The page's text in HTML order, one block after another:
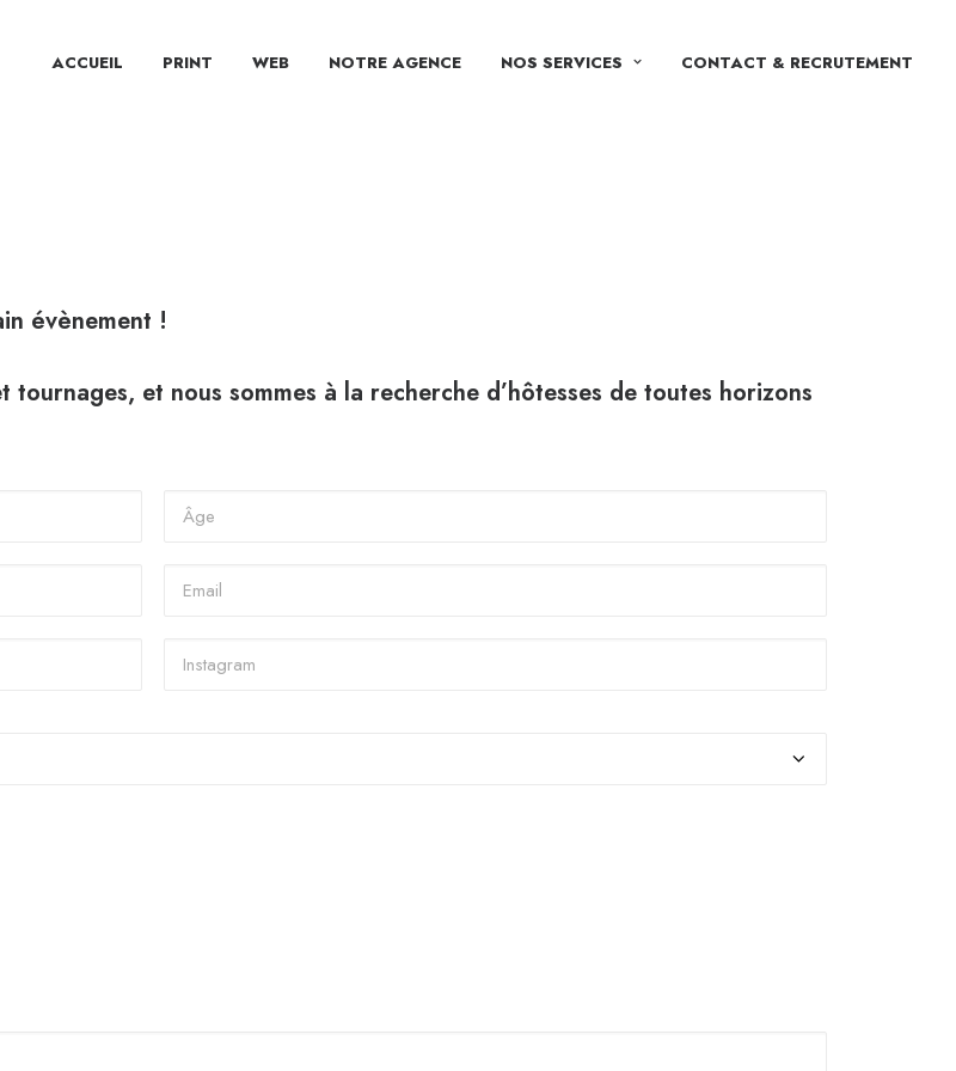
ACCUEIL PRINT WEB NOTRE AGENCE NOS SERVICES CONTACT & RECRUTEMENT
évènement !
et nous sommes à la recherche d’hôtesses de toutes horizons